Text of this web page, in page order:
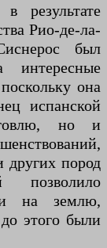
результате
Рио-де-ла-
был
интересные
она
испанской
но и
других пород
позволило
на землю,
этого были